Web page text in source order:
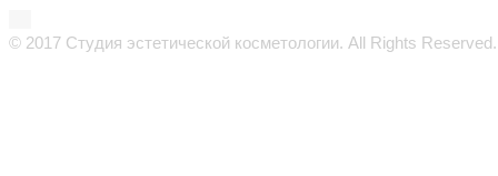
© 2017 Студия эстетической косметологии. All Rights Reserved.